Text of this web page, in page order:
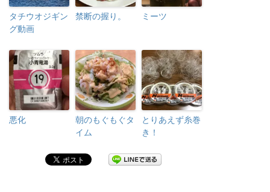
タチウオジギン
グ動画
禁断の握り。 ミーツ
悪化
朝のもぐもぐタ
イム
とりあえず糸巻
き！